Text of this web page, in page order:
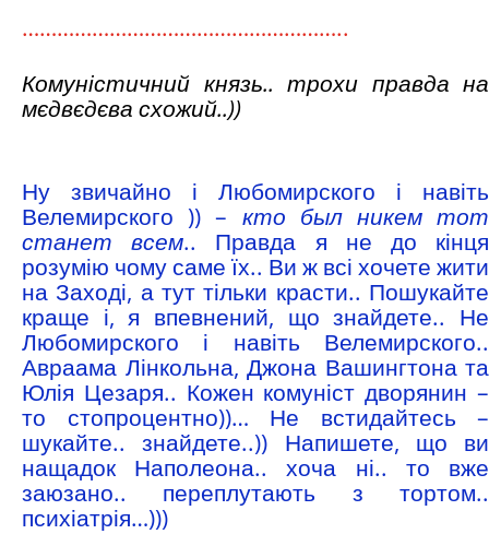
………………………………………………..
Комуністичний князь.. трохи правда на
мєдвєдєва схожий..))
Ну звичайно і Любомирского і навіть
Велемирского )) – кто был никем тот
станет всем.. Правда я не до кінця
розумію чому саме їх.. Ви ж всі хочете жити
на Заході, а тут тільки красти.. Пошукайте
краще і, я впевнений, що знайдете.. Не
Любомирского і навіть Велемирского..
Авраама Лінкольна, Джона Вашингтона та
Юлія Цезаря.. Кожен комуніст дворянин –
то стопроцентно))… Не встидайтесь –
шукайте.. знайдете..)) Напишете, що ви
нащадок Наполеона.. хоча ні.. то вже
заюзано.. переплутають з тортом..
психіатрія…)))